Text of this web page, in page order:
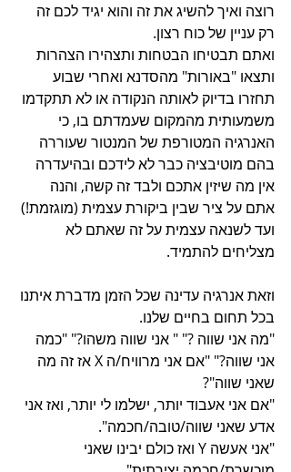
רוצה ואיך להשיג את זה והוא יגיד לכם זה
רק עניין של כוח רצון.
ואתם תבטיחו הבטחות ותצהירו הצהרות
ותצאו "באורות" מהסדנא ואחרי שבוע
תחזרו בדיוק לאותה הנקודה או לא תתקדמו
משמעותית מהמקום שעמדתם בו, כי
האנרגיה המטורפת של המנטור שעוררה
בהם מוטיבציה כבר לא לידכם ובהיעדרה
אין מה שיזין אתכם ולבד זה קשה, והנה
אתם על ציר שבין ביקורת עצמית (מוגזמת!)
ועד לשנאה עצמית על זה שאתם לא
מצליחים להתמיד.
וזאת אנרגיה עדינה שכל הזמן מדברת איתנו
בכל תחום בחיים שלנו.
"מה אני שווה ?" " אני שווה משהו?" "כמה
אני שווה?" "אם אני מרוויח/ה X אז זה מה
שאני שווה"?
"אם אני אעבוד יותר, ישלמו לי יותר, ואז אני
אדע שאני שווה/טובה/חכמה".
"אני אעשה Y ואז כולם יבינו שאני